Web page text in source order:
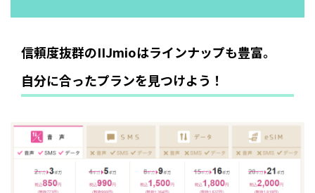
信頼度抜群のIIJmioはラインナップも豊富。
自分に合ったプランを見つけよう！